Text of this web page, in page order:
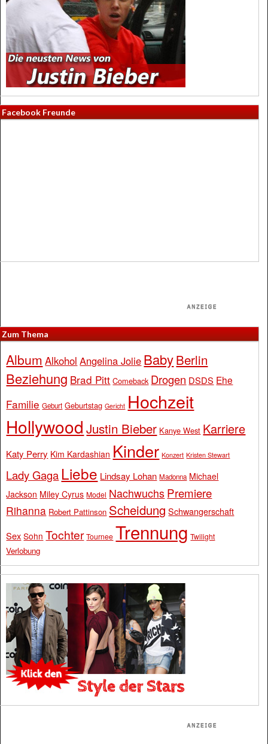
Facebook Freunde
Zum Thema
Album Alkohol Angelina Jolie BabyBerlin
Beziehung Brad Pitt Comeback Drogen DSDS Ehe
Familie Geburt Geburtstag Gericht Hochzeit
Hollywood Justin Bieber Kanye West Karriere
Katy Perry Kim Kardashian Kinder Konzert Kristen Stewart
Lady Gaga Liebe Lindsay Lohan Madonna Michael
Jackson Miley Cyrus Model Nachwuchs Premiere
Rihanna Robert Pattinson Scheidung Schwangerschaft
Sex Sohn Tochter Tournee Trennung Twilight
Verlobung